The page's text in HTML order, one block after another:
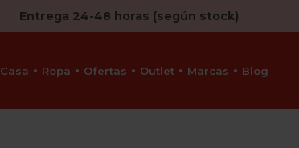
Entrega 24-48 horas (según stock)
Casa Ropa Ofertas Outlet Marcas Blog